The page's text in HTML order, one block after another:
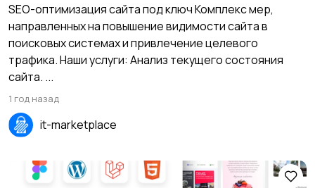
SEO-оптимизация сайта под ключ Комплекс мер,
направленных на повышение видимости сайта в
поисковых системах и привлечение целевого
трафика. Наши услуги: Анализ текущего состояния
сайта. ...
1 год назад
it-marketplace